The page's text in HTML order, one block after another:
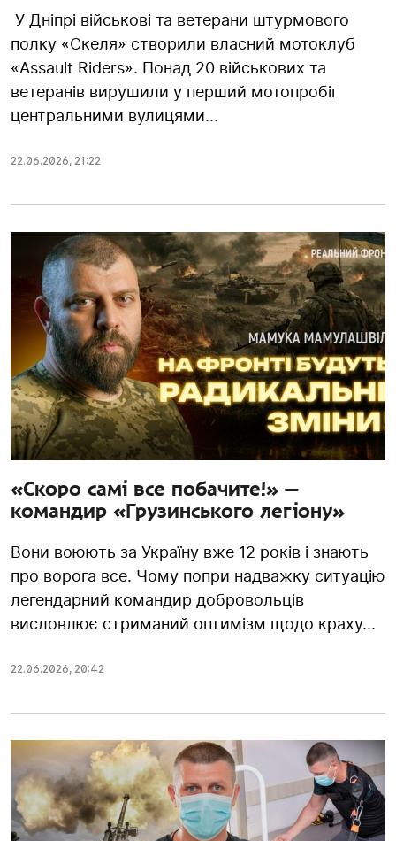
У Дніпрі військові та ветерани штурмового
полку «Скеля» створили власний мотоклуб
«Assault Riders». Понад 20 військових та
ветеранів вирушили у перший мотопробіг
центральними вулицями...
22.06.2026, 21:22
«Скоро самі все побачите!» —
командир «Грузинського легіону»
Вони воюють за Україну вже 12 років і знають
про ворога все. Чому попри надважку ситуацію
легендарний командир добровольців
висловлює стриманий оптимізм щодо краху...
22.06.2026, 20:42